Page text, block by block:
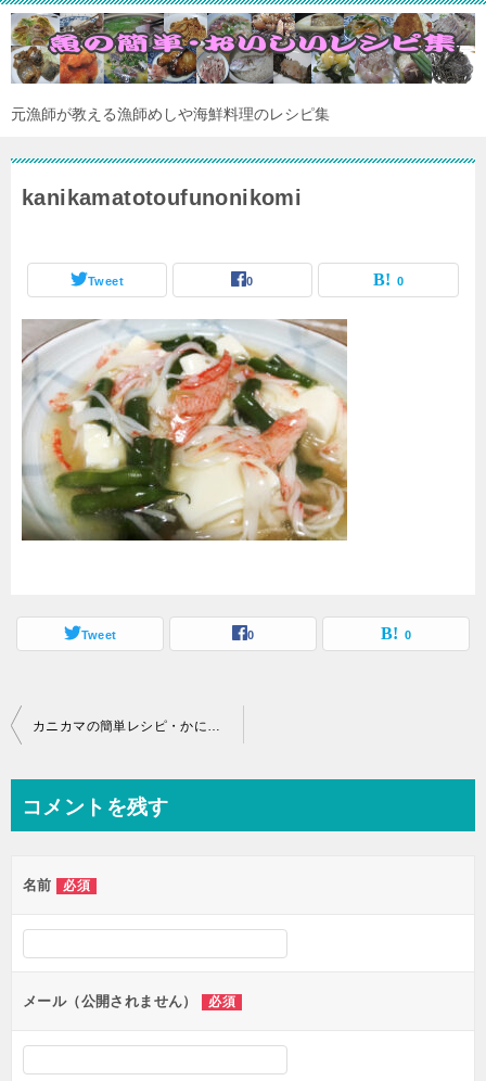
元漁師が教える漁師めしや海鮮料理のレシピ集
kanikamatotoufunonikomi
Tweet 0 0
Tweet 0 0
投
ビ
ー
シ
ョ
ン
カニカマの簡単レシピ・かにかまと豆腐の煮込み
コメントを残す
名前 必須
メール（公開されません） 必須